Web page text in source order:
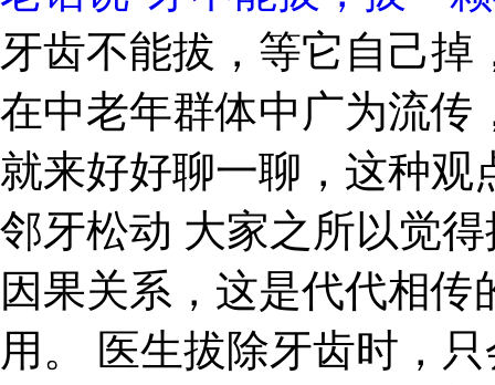
牙齿不能拔，等它自己
在中老年群体中广为流传
就来好好聊一聊，这种观
邻牙松动 大家之所以觉
因果关系，这是代代相
用。 医生拔除牙齿时，